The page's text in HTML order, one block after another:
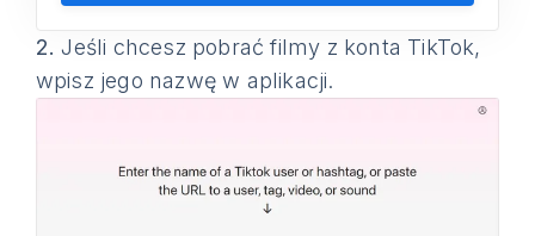
2. Jeśli chcesz pobrać filmy z konta TikTok,
wpisz jego nazwę w aplikacji.